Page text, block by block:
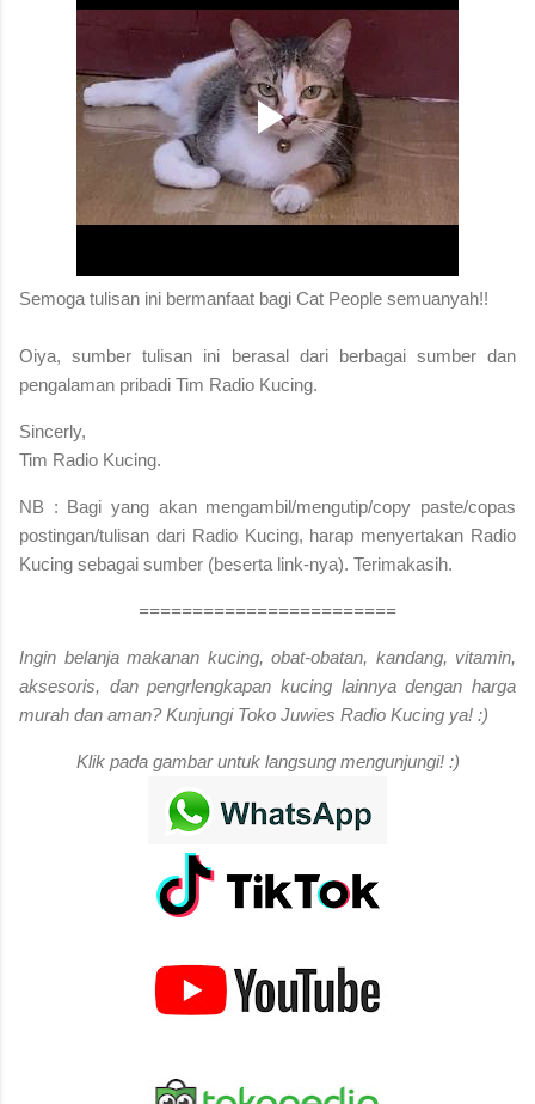
Semoga tulisan ini bermanfaat bagi Cat People semuanyah!!
Oiya, sumber tulisan ini berasal dari berbagai sumber dan
pengalaman pribadi Tim Radio Kucing.
Sincerly,
Tim Radio Kucing.
NB : Bagi yang akan mengambil/mengutip/copy paste/copas
postingan/tulisan dari Radio Kucing, harap menyertakan Radio
Kucing sebagai sumber (beserta link-nya). Terimakasih.
========================
Ingin belanja makanan kucing, obat-obatan, kandang, vitamin,
aksesoris, dan pengrlengkapan kucing lainnya dengan harga
murah dan aman? Kunjungi Toko Juwies Radio Kucing ya! :)
Klik pada gambar untuk langsung mengunjungi! :)